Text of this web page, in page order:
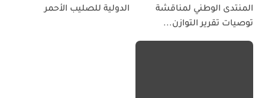
المنتدى الوطني لمناقشة
توصيات تقرير التوازن...
الدولية للصليب الأحمر